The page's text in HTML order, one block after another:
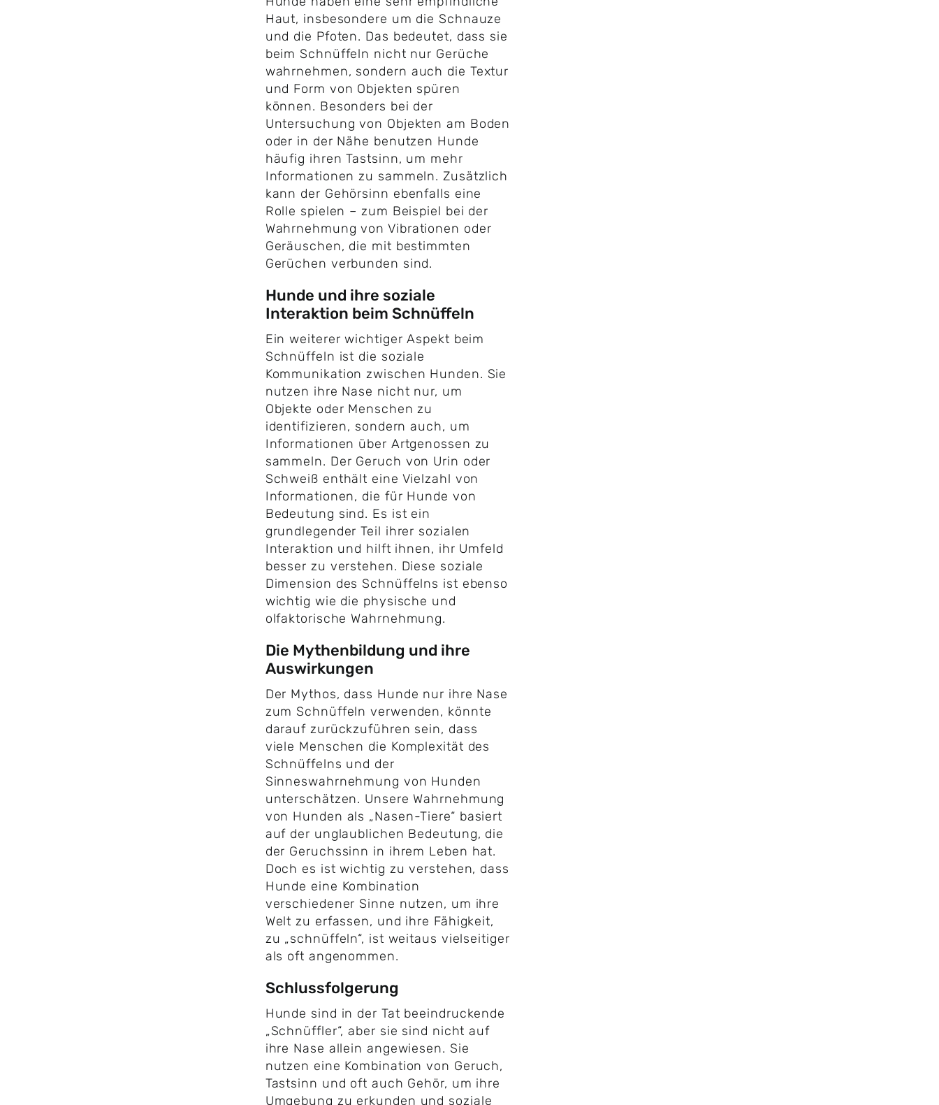
Haut, insbesondere um die Schnauze
und die Pfoten. Das bedeutet, dass sie
beim Schnüffeln nicht nur Gerüche
wahrnehmen, sondern auch die Textur
und Form von Objekten spüren
können. Besonders bei der
Untersuchung von Objekten am Boden
oder in der Nähe benutzen Hunde
häufig ihren Tastsinn, um mehr
Informationen zu sammeln. Zusätzlich
kann der Gehörsinn ebenfalls eine
Rolle spielen – zum Beispiel bei der
Wahrnehmung von Vibrationen oder
Geräuschen, die mit bestimmten
Gerüchen verbunden sind.
Hunde und ihre soziale
Interaktion beim Schnüffeln
Ein weiterer wichtiger Aspekt beim
Schnüffeln ist die soziale
Kommunikation zwischen Hunden. Sie
nutzen ihre Nase nicht nur, um
Objekte oder Menschen zu
identifizieren, sondern auch, um
Informationen über Artgenossen zu
sammeln. Der Geruch von Urin oder
Schweiß enthält eine Vielzahl von
Informationen, die für Hunde von
Bedeutung sind. Es ist ein
grundlegender Teil ihrer sozialen
Interaktion und hilft ihnen, ihr Umfeld
besser zu verstehen. Diese soziale
Dimension des Schnüffelns ist ebenso
wichtig wie die physische und
olfaktorische Wahrnehmung.
Die Mythenbildung und ihre
Auswirkungen
Der Mythos, dass Hunde nur ihre Nase
zum Schnüffeln verwenden, könnte
darauf zurückzuführen sein, dass
viele Menschen die Komplexität des
Schnüffelns und der
Sinneswahrnehmung von Hunden
unterschätzen. Unsere Wahrnehmung
von Hunden als „Nasen-Tiere“ basiert
auf der unglaublichen Bedeutung, die
der Geruchssinn in ihrem Leben hat.
Doch es ist wichtig zu verstehen, dass
Hunde eine Kombination
verschiedener Sinne nutzen, um ihre
Welt zu erfassen, und ihre Fähigkeit,
zu „schnüffeln“, ist weitaus vielseitiger
als oft angenommen.
Schlussfolgerung
Hunde sind in der Tat beeindruckende
„Schnüffler“, aber sie sind nicht auf
ihre Nase allein angewiesen. Sie
nutzen eine Kombination von Geruch,
Tastsinn und oft auch Gehör, um ihre
Umgebung zu erkunden und soziale